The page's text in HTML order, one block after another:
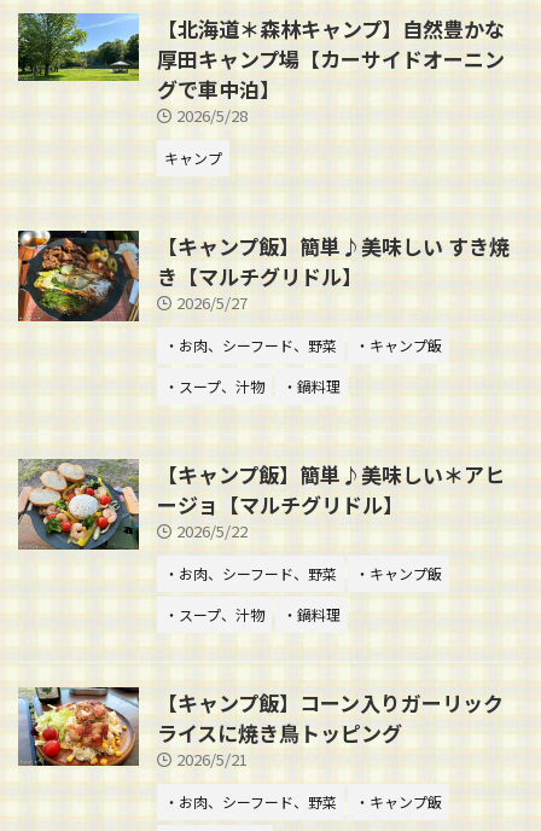
【北海道＊森林キャンプ】自然豊かな
厚田キャンプ場【カーサイドオーニン
グで車中泊】
2026/5/28
キャンプ
【キャンプ飯】簡単♪美味しい すき焼
き【マルチグリドル】
2026/5/27
・お肉、シーフード、野菜
・キャンプ飯
・スープ、汁物
・鍋料理
【キャンプ飯】簡単♪美味しい＊アヒ
ージョ【マルチグリドル】
2026/5/22
・お肉、シーフード、野菜
・キャンプ飯
・スープ、汁物
・鍋料理
【キャンプ飯】コーン入りガーリック
ライスに焼き鳥トッピング
2026/5/21
・お肉、シーフード、野菜
・キャンプ飯